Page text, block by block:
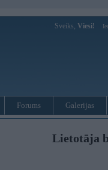
Sveiks, Viesi!
Forums Galerijas
Lietotāja